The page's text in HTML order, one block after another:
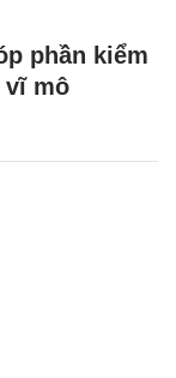
phần kiểm
vĩ mô